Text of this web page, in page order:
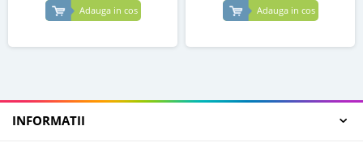
Adauga in cos Adauga in cos
INFORMATII